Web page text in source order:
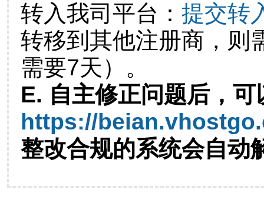
转入我司平台： 提交转
转移到其他注册商，则
需要7天）。
E. 自主修正问题后，可
https://
整改合规的系统会自动